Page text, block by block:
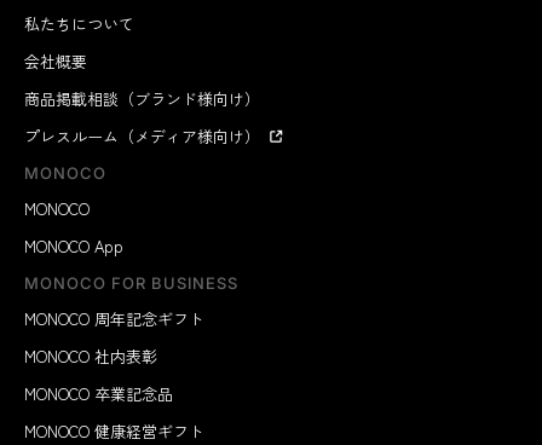
私たちについて
会社概要
商品掲載相談（ブランド様向け）
プレスルーム（メディア様向け）
MONOCO
MONOCO
MONOCO App
MONOCO FOR BUSINESS
MONOCO 周年記念ギフト
MONOCO 社内表彰
MONOCO 卒業記念品
MONOCO 健康経営ギフト